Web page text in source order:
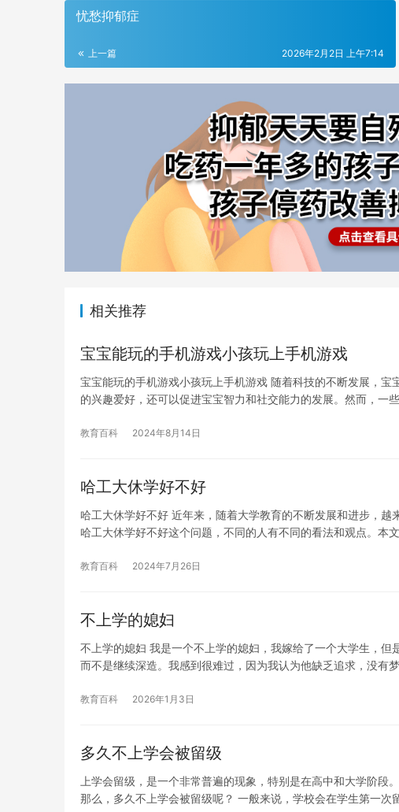
忧愁抑郁症
上一篇 2026年2月2日 上午7:14
相关推荐
宝宝能玩的手机游戏小孩玩上手机游戏
宝宝能玩的手机游戏小孩玩上手机游戏 随着科技的不断发展，
的兴趣爱好，还可以促进宝宝智力和社交能力的发展。然而，一
教育百科 2024年8月14日
哈工大休学好不好
哈工大休学好不好 近年来，随着大学教育的不断发展和进步，
哈工大休学好不好这个问题，不同的人有不同的看法和观点。本
教育百科 2024年7月26日
不上学的媳妇
不上学的媳妇 我是一个不上学的媳妇，我嫁给了一个大学生，
而不是继续深造。我感到很难过，因为我认为他缺乏追求，没有
教育百科 2026年1月3日
多久不上学会被留级
上学会留级，是一个非常普遍的现象，特别是在高中和大学阶段
那么，多久不上学会被留级呢？ 一般来说，学校会在学生第一次